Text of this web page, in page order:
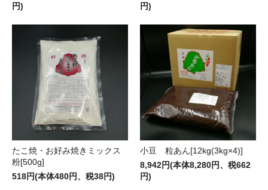
円)
円)
たこ焼・お好み焼きミックス
粉[500g]
518円(本体480円、税38円)
小豆 粒あん[12kg(3kg×4)]
8,942円(本体8,280円、税662
円)